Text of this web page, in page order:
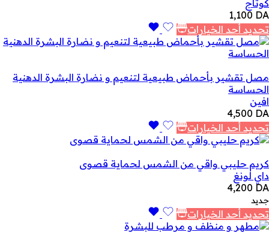
كوتاج
1,100 DA
تحديد أحد الخيارات
مصل تقشير بأحماض طبيعية لتنعيم و نضارة البشرة الدهنية
الحساسة
افين
4,500 DA
تحديد أحد الخيارات
كريم حليبي واقي من الشمس لحماية قصوى
داي لونغ
4,200 DA
جديد
تحديد أحد الخيارات